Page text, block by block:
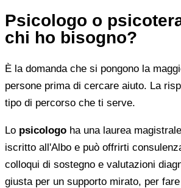
Psicologo o
chi ho bisogno?
È la domanda che si pongono la
persone prima di cercare aiuto. La
tipo di percorso che ti serve.
Lo psicologo ha una laurea
iscritto all'Albo e può offrirti
colloqui di sostegno e valutazioni
giusta per un supporto mirato, per